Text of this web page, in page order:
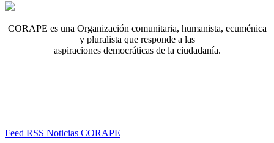
CORAPE es una Organización comunitaria, humanista, ecuménica
y pluralista que responde a las
aspiraciones democráticas de la ciudadanía.
Feed RSS Noticias CORAPE